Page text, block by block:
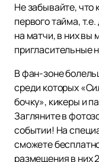
Не забывайте, что
первого тайма,
на матчи, в них вы
пригласительные
В фан-зоне
среди которых
бочку», кикеры и
Загляните в
событии! На
сможете
размещения в них